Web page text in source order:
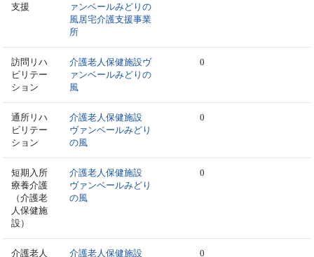
支援
ァンベールみどりの
風居宅介護支援事業
所
訪問リハ
ビリテー
ション
介護老人保健施設ヴ
ァンベールみどりの
風
0
通所リハ
ビリテー
ション
介護老人保健施設
ヴァンベールみどり
の風
0
短期入所
療養介護
（介護老
人保健施
設）
介護老人保健施設
ヴァンベールみどり
の風
0
介護老人 介護老人保健施設 0